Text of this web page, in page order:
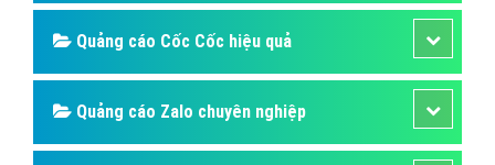
Quảng cáo Cốc Cốc hiệu quả
Quảng cáo Zalo chuyên nghiệp